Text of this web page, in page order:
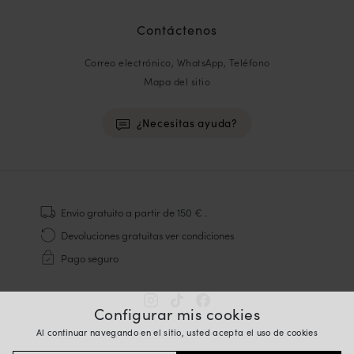
Configurar mis cookies
Al continuar navegando en el sitio, usted acepta el uso de cookies
Contáctenos
Correo electrónico, WhatsApp, Teléfono
Mapa del sitio
¿Necesitas ayuda?
Zapatillas
Cosido Goodyear
Derbies y Richelieu
Zapatos Richelieu Hombre
Maletines Business
Zapatillas Blancas Hombre
Envio gratuito a partir de 150 €
Devoluciones gratuitasver condiciones
Pago seguro